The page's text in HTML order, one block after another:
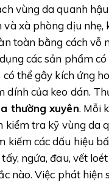
vùng da quanh
xà phòng dịu nhẹ,
toàn bằng cách vỗ
các sản phẩm
thể gây kích ứng
dính của keo dán.
thường xuyên. Mỗi
kiểm tra kỹ vùng da
kiếm các dấu hiệu
ngứa, đau, vết
nào. Việc phát hiện